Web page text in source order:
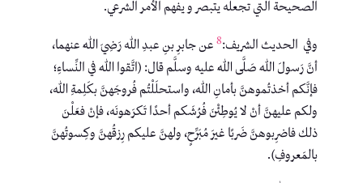
الصحيحة التي تجعله يتبصر و يفهم الأمر الشرعي.
وفي الحديث الشريف:8 عن جابرِ بنِ عبدِ الله رَضِيَ اللهُ عنهما،
أنَّ رَسولَ اللهِ صَلَّى اللهُ عليه وسلَّم قال: (اتَّقوا اللهَ في النِّساءِ؛
فإنَّكم أخذتُموهنَّ بأمانِ اللهِ، واستحلَلْتُم فُروجَهنَّ بكَلِمةِ الله،
ولكم عليهنَّ أنْ لا يُوطِئْنَ فُرُشَكم أحدًا تَكرَهونَه، فإنْ فعَلْنَ
ذلك فاضرِبوهنَّ ضَربًا غيرَ مُبَرِّحٍ، ولهنَّ عليكم رِزقُهنَّ وكِسوتُهنَّ
بالمَعروفِ).